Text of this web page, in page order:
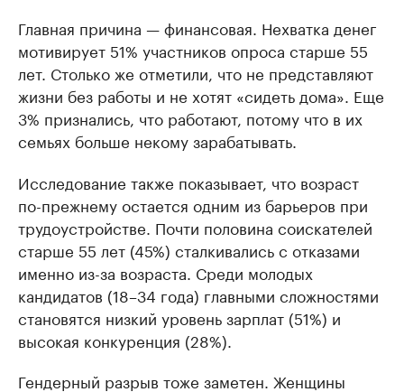
Главная причина — финансовая. Нехватка денег
мотивирует 51% участников опроса старше 55
лет. Столько же отметили, что не представляют
жизни без работы и не хотят «сидеть дома». Еще
3% признались, что работают, потому что в их
семьях больше некому зарабатывать.
Исследование также показывает, что возраст
по-прежнему остается одним из барьеров при
трудоустройстве. Почти половина соискателей
старше 55 лет (45%) сталкивались с отказами
именно из-за возраста. Среди молодых
кандидатов (18–34 года) главными сложностями
становятся низкий уровень зарплат (51%) и
высокая конкуренция (28%).
Гендерный разрыв тоже заметен. Женщины